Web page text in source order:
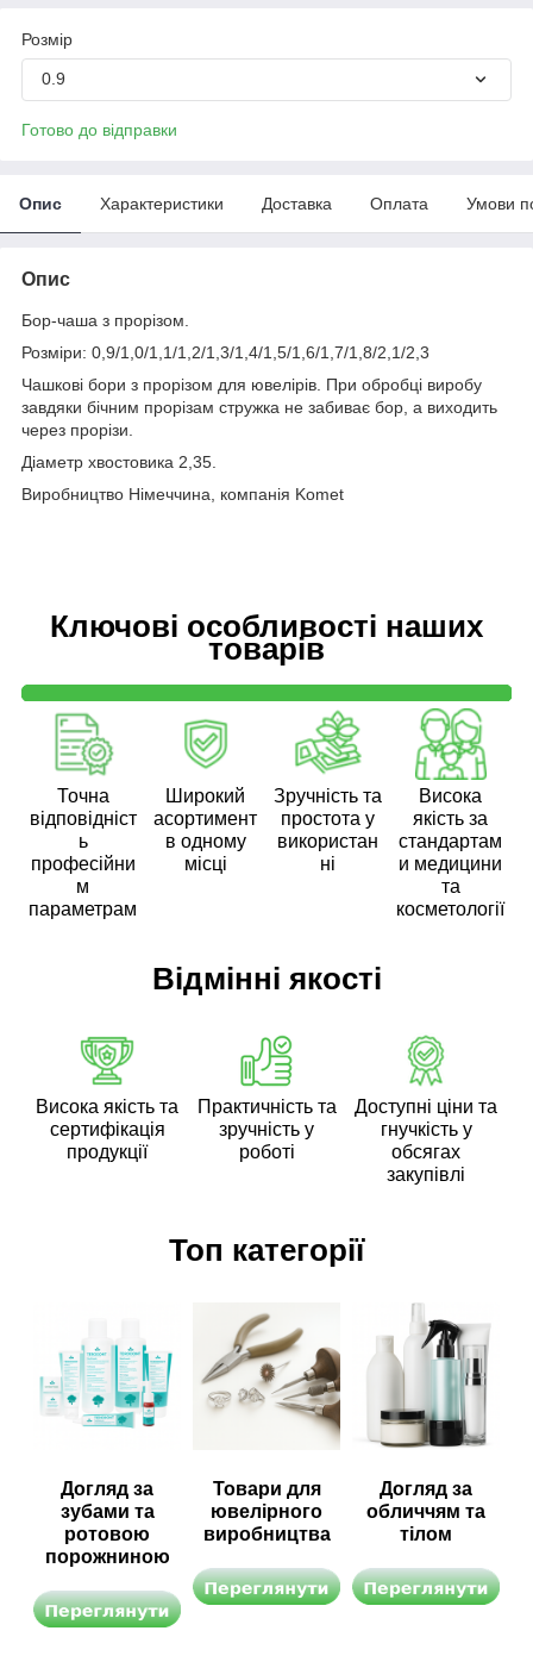
Розмір
0.9
Готово до відправки
Опис Характеристики Доставка Оплата Умови
Опис
Бор-чаша з прорізом.
Розміри: 0,9/1,0/1,1/1,2/1,3/1,4/1,5/1,6/1,7/1,8/2,1/2,3
Чашкові бори з прорізом для ювелірів. При обробці виробу
завдяки бічним прорізам стружка не забиває бор, а виходить
через прорізи.
Діаметр хвостовика 2,35.
Виробництво Німеччина, компанія Komet
Ключові особливості наших
товарів
Точна
відповідніст
ь
професійни
м
параметрам
Широкий
асортимент
в одному
місці
Зручність та
простота у
використан
ні
Висока
якість за
стандартам
и медицини
та
косметології
Відмінні якості
Висока якість та
сертифікація
продукції
Практичність та
зручність у
роботі
Доступні ціни та
гнучкість у
обсягах
закупівлі
Топ категорії
Догляд за
зубами та
ротовою
порожниною
Товари для
ювелірного
виробництва
Догляд за
обличчям та
тілом